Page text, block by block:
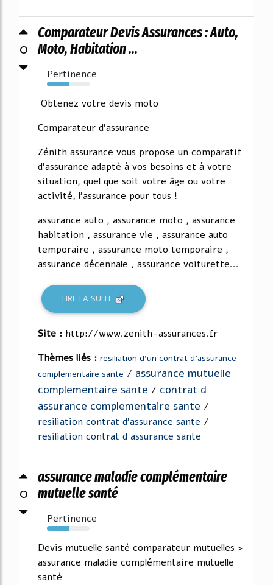
0
Comparateur Devis Assurances : Auto,
Moto, Habitation ...
Pertinence
53%
Obtenez votre devis moto
Comparateur d'assurance
Zénith assurance vous propose un comparatif
d'assurance adapté à vos besoins et à votre
situation, quel que soit votre âge ou votre
activité, l'assurance pour tous !
assurance auto , assurance moto , assurance
habitation , assurance vie , assurance auto
temporaire , assurance moto temporaire ,
assurance décennale , assurance voiturette...
LIRE LA SUITE
Site : http://www.zenith-assurances.fr
Thèmes liés : resiliation d'un contrat d'assurance
complementaire sante / assurance mutuelle
complementaire sante / contrat d
assurance complementaire sante /
resiliation contrat d'assurance sante /
resiliation contrat d assurance sante
0
assurance maladie complémentaire
mutuelle santé
Pertinence
53%
Devis mutuelle santé comparateur mutuelles >
assurance maladie complémentaire mutuelle
santé